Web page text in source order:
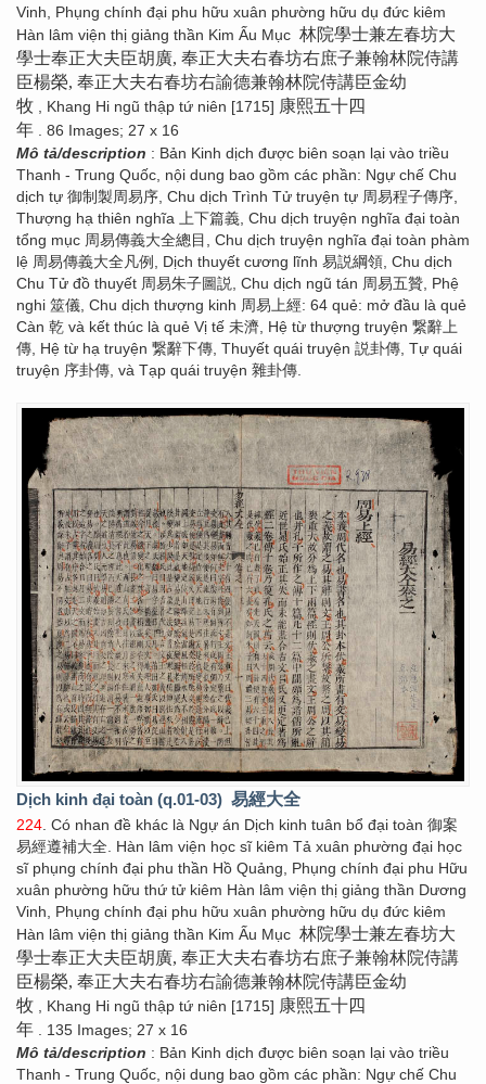
Vinh, Phụng chính đại phu hữu xuân phường hữu dụ đức kiêm
Hàn lâm viện thị giảng thần Kim Ấu Mục 林院學士兼左春坊大
學士奉正大夫臣胡廣, 奉正大夫右春坊右庶子兼翰林院侍講
臣楊榮, 奉正大夫右春坊右諭德兼翰林院侍講臣金幼
牧 , Khang Hi ngũ thập tứ niên [1715] 康熙五十四
年 . 86 Images; 27 x 16
Mô tả/description : Bản Kinh dịch được biên soạn lại vào triều
Thanh - Trung Quốc, nội dung bao gồm các phần: Ngự chế Chu
dịch tự 御制製周易序, Chu dịch Trình Tử truyện tự 周易程子傳序,
Thượng hạ thiên nghĩa 上下篇義, Chu dịch truyện nghĩa đại toàn
tổng mục 周易傳義大全總目, Chu dịch truyện nghĩa đại toàn phàm
lệ 周易傳義大全凡例, Dịch thuyết cương lĩnh 易説綱領, Chu dịch
Chu Tử đồ thuyết 周易朱子圖説, Chu dịch ngũ tán 周易五贊, Phệ
nghi 筮儀, Chu dịch thượng kinh 周易上經: 64 quẻ: mở đầu là quẻ
Càn 乾 và kết thúc là quẻ Vị tế 未濟, Hệ từ thượng truyện 繋辭上
傳, Hệ từ hạ truyện 繋辭下傳, Thuyết quái truyện 説卦傳, Tự quái
truyện 序卦傳, và Tạp quái truyện 雜卦傳.
Dịch kinh đại toàn (q.01-03) 易經大全
224 . Có nhan đề khác là Ngự án Dịch kinh tuân bổ đại toàn 御案
易經遵補大全. Hàn lâm viện học sĩ kiêm Tả xuân phường đại học
sĩ phụng chính đại phu thần Hồ Quảng, Phụng chính đại phu Hữu
xuân phường hữu thứ tử kiêm Hàn lâm viện thị giảng thần Dương
Vinh, Phụng chính đại phu hữu xuân phường hữu dụ đức kiêm
Hàn lâm viện thị giảng thần Kim Ấu Mục 林院學士兼左春坊大
學士奉正大夫臣胡廣, 奉正大夫右春坊右庶子兼翰林院侍講
臣楊榮, 奉正大夫右春坊右諭德兼翰林院侍講臣金幼
牧 , Khang Hi ngũ thập tứ niên [1715] 康熙五十四
年 . 135 Images; 27 x 16
Mô tả/description : Bản Kinh dịch được biên soạn lại vào triều
Thanh - Trung Quốc, nội dung bao gồm các phần: Ngự chế Chu